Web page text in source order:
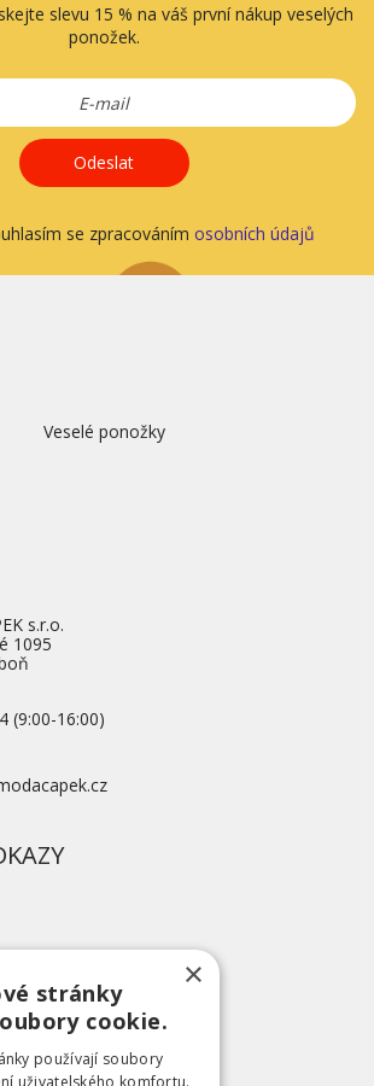
slevu 15 % na váš první nákup veselých
ponožek.
Odeslat
se zpracováním osobních údajů
Veselé ponožky
s.r.o.
1095
(9:00-16:00)
údajů GDPR
×
stránky
cookie.
používají soubory
uživatelského komfortu.